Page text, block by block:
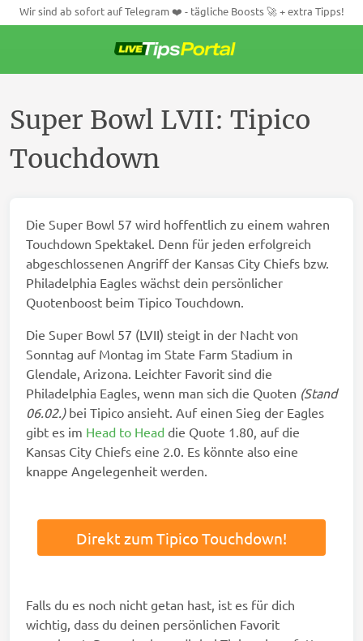
Wir sind ab sofort auf Telegram ❤️ - tägliche Boosts 🚀 + extra Tipps!
Inhalt
Super Bowl LVII: Tipico
Touchdown
Die Super Bowl 57 wird hoffentlich zu einem wahren
Touchdown Spektakel. Denn für jeden erfolgreich
abgeschlossenen Angriff der Kansas City Chiefs bzw.
Philadelphia Eagles wächst dein persönlicher
Quotenboost beim Tipico Touchdown.
Die Super Bowl 57 (LVII) steigt in der Nacht von
Sonntag auf Montag im State Farm Stadium in
Glendale, Arizona. Leichter Favorit sind die
Philadelphia Eagles, wenn man sich die Quoten (Stand
06.02.)bei Tipico ansieht. Auf einen Sieg der Eagles
gibt es im Head to Head die Quote 1.80, auf die
Kansas City Chiefs eine 2.0. Es könnte also eine
knappe Angelegenheit werden.
Direkt zum Tipico Touchdown!
Falls du es noch nicht getan hast, ist es für dich
wichtig, dass du deinen persönlichen Favorit